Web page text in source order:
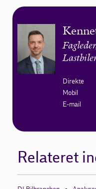
Direkte
Mobil
E-mail
Relateret